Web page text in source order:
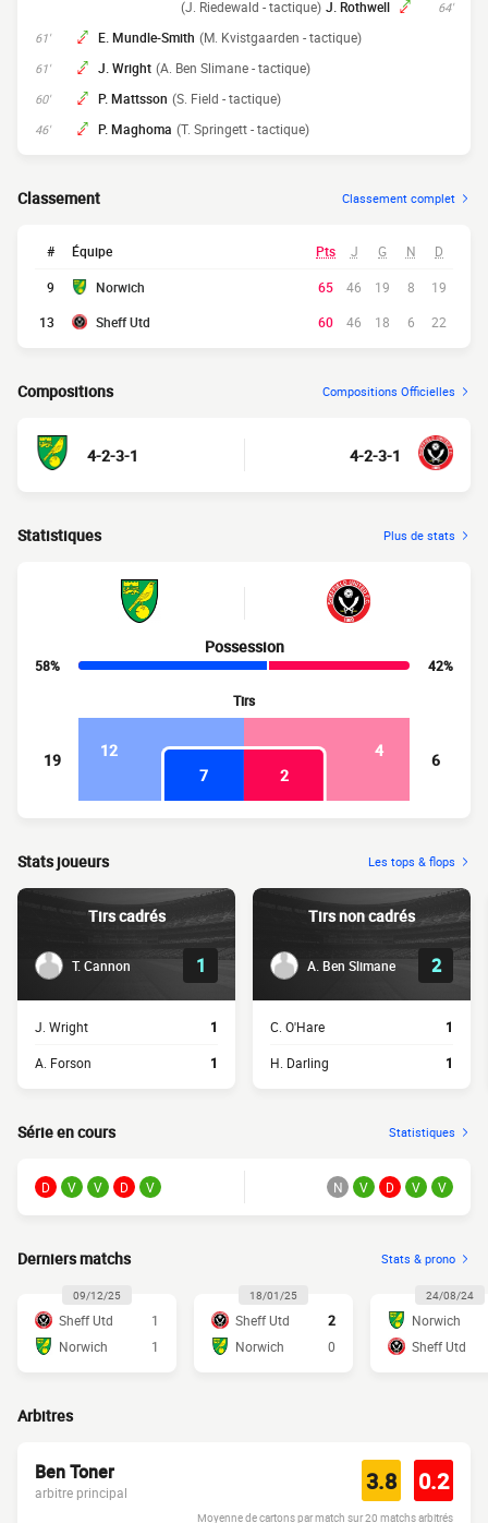
64'
J. Rothwell
(J. Riedewald - tactique)
61' E. Mundle-Smith (M. Kvistgaarden - tactique)
61' J. Wright (A. Ben Slimane - tactique)
60' P. Mattsson (S. Field - tactique)
46' P. Maghoma (T. Springett - tactique)
Classement Classement complet
# Équipe Pts J G N D
9 Norwich 65 46 19 8
19
13
Sheff Utd 60 46 18 6 22
Compositions Compositions Officielles
4-2-3-1 4-2-3-1
Statistiques Plus de stats
Possession
58%
42%
Tirs
19 12
4
7
2
6
Stats joueurs Les tops & flops
Tirs cadrés
T. Cannon 1
J. Wright 1
A. Forson 1
Tirs non cadrés
A. Ben Slimane 2
C. O'Hare 1
H. Darling 1
Série en cours Statistiques
D V V D V N V D V V
Derniers matchs Stats & prono
09/12/25
Sheff Utd
1
Norwich
1
18/01/25
Sheff Utd
2
Norwich
0
24/08/24
Norwich
Sheff Utd
Arbitres
Ben Toner
arbitre principal 3.8 0.2
Moyenne de cartons par match sur 20 matchs arbitrés